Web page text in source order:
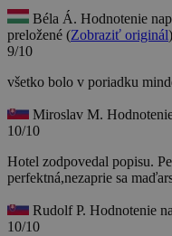
Béla Á. Hodnotenie
preložené (Zobraziť originál)
9/10
všetko bolo v poriadku
Miroslav M.
10/10
Hotel zodpovedal popisu.
perfektná,nezaprie sa
Rudolf P. Hodnotenie
10/10